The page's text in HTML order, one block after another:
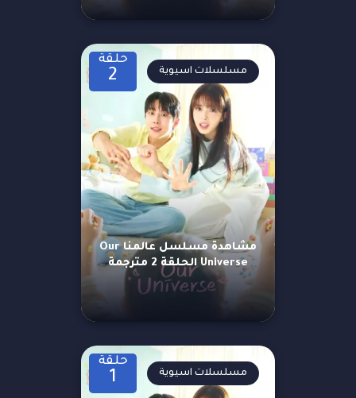
حلقة
2
مشاهدة مسلسل عالمنا Our
Universe الحلقة 2 مترجمة
مسلسلات اسيوية
حلقة
1 مسلسلات اسيوية